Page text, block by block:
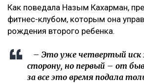
Как поведала Назым Кахарман,
фитнес-клубом, которым она
рождения второго ребенка.
– Это уже четвертый иск
сторону, но первый – от
за все это время подала